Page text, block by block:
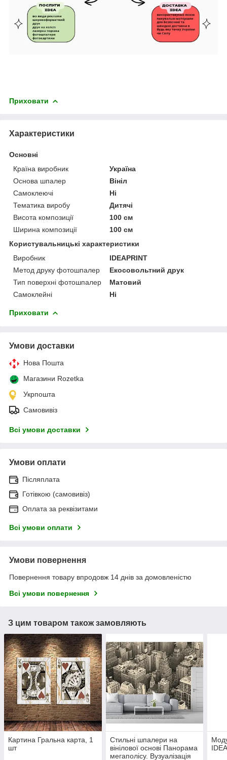
Приховати
Характеристики
Основні
Країна виробник
Україна
Основа шпалер
Вініл
Самоклеючі
Ні
Тематика виробу
Дитячі
Висота композиції
100 см
Ширина композиції
100 см
Користувальницькі характеристики
Виробник
IDEAPRINT
Метод друку фотошпалер
Екосовольтний друк
Тип поверхні фотошпалер
Матовий
Самоклейні
Ні
Приховати
Умови доставки
Нова Пошта
Магазини Rozetka
Укрпошта
Самовивіз
Всі умови доставки
Умови оплати
Післяплата
Готівкою (самовивіз)
Оплата за реквізитами
Всі умови оплати
Умови повернення
Повернення товару впродовж 14 днів за домовленістю
Всі умови повернення
З цим товаром також замовляють
Картина Гральна карта, 1
шт
Стильні шпалери на
вінілової основі Панорама
мегаполісу. Вузуалізація